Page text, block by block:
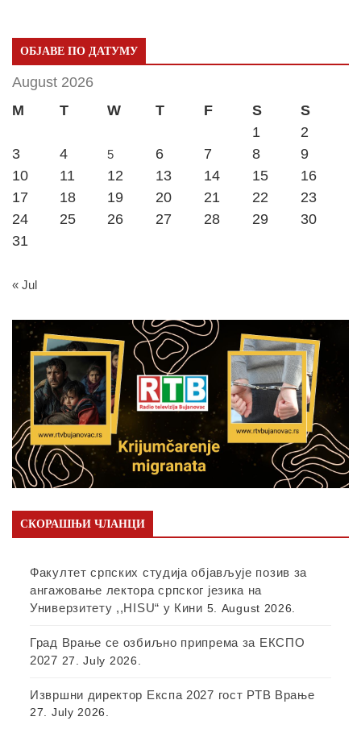
ОБЈАВЕ ПО ДАТУМУ
August 2026
M
T W T F S
S
1
2
3
4 5 6 7 8
9
10
11 12 13 14 15
16
17
18 19 20 21 22
23
24
25 26 27 28 29
30
31
« Jul
СКОРАШЊИ ЧЛАНЦИ
Факултет српских студија објављује позив за
ангажовање лектора српског језика на
Универзитету ,,HISU“ у Кини 5. August 2026.
Град Врање се озбиљно припрема за ЕКСПО
2027 27. July 2026.
Извршни директор Експа 2027 гост РТВ Врање
27. July 2026.